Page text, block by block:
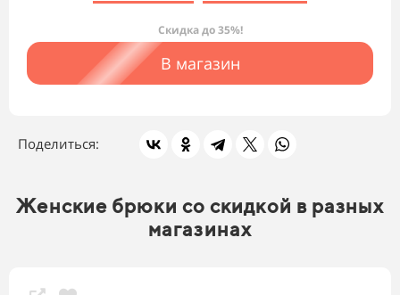
Скидка до 35%!
В магазин
Поделиться:
Женские брюки со скидкой в разных
магазинах